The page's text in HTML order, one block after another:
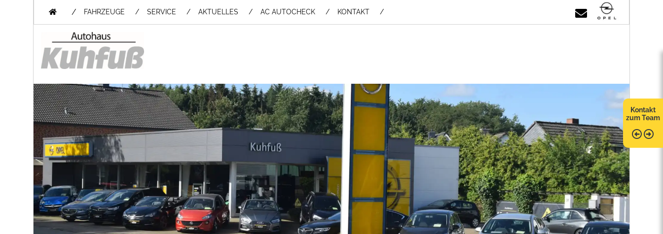
/ FAHRZEUGE SERVICE AKTUELLES AC AUTOCHECK KONTAKT
Kontakt
zum Team